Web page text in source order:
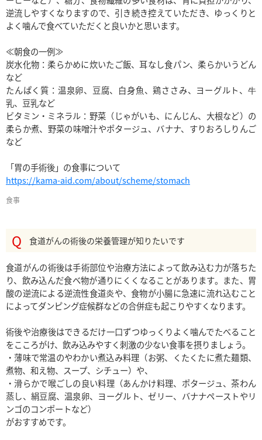
逆流しやすくなりますので、引き続き控えていただき、ゆっくりと
よく噛んで食べていただくと良いかと思います。
≪朝食の一例≫
炭水化物：柔らかめに炊いたご飯、耳なし食パン、柔らかいうどん
など
たんぱく質：温泉卵、豆腐、白身魚、鶏ささみ、ヨーグルト、牛
乳、豆乳など
ビタミン・ミネラル：野菜（じゃがいも、にんじん、大根など）の
柔らか煮、野菜の味噌汁やポタージュ、バナナ、すりおろしりんご
など
https://kama-aid.com/about/scheme/stomach
食事
食道がんの術後の栄養管理が知りたいです
食道がんの術後は手術部位や治療方法によって飲み込む力が落ちた
り、飲み込んだ食べ物が通りにくくなることがあります。また、胃
酸の逆流による逆流性食道炎や、食物が小腸に急速に流れ込むこと
によってダンピング症候群などの合併症も起こりやすくなります。
術後や治療後はできるだけ一口ずつゆっくりよく噛んでたべること
をこころがけ、飲み込みやすく刺激の少ない食事を摂りましょう。
・薄味で常温のやわかい煮込み料理（お粥、くたくたに煮た麺類、
煮物、和え物、スープ、シチュー）や、
・滑らかで喉ごしの良い料理（あんかけ料理、ポタージュ、茶わん
蒸し、絹豆腐、温泉卵、ヨーグルト、ゼリー、バナナペーストやリ
ンゴのコンポートなど）
がおすすめです。